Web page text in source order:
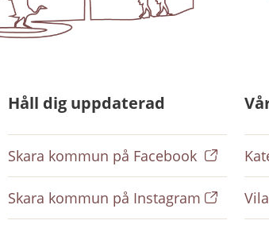
Håll dig uppdaterad
Skara kommun på Facebook
Skara kommun på Instagram